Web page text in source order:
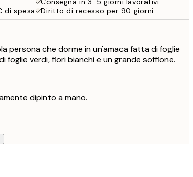
di spesa
Diritto di recesso per 90 giorni
persona che dorme in un'amaca fatta di foglie
verdi, fiori bianchi e un grande soffione.
dipinto a mano.